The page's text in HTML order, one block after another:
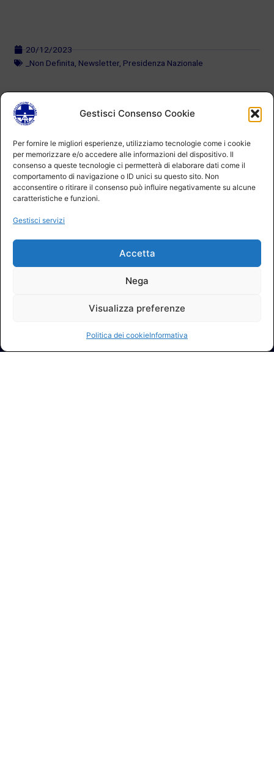
Gestisci Consenso Cookie
Per fornire le migliori esperienze, utilizziamo tecnologie come i cookie
per memorizzare e/o accedere alle informazioni del dispositivo. Il
consenso a queste tecnologie ci permetterà di elaborare dati come il
comportamento di navigazione o ID unici su questo sito. Non
acconsentire o ritirare il consenso può influire negativamente su alcune
caratteristiche e funzioni.
Gestisci servizi
Accetta
Nega
Visualizza preferenze
Politica dei cookieInformativa
20/12/2023
_Non Definita, Newsletter, Presidenza Nazionale